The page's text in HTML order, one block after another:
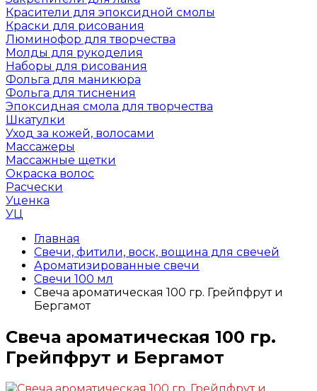
Красители для эпоксидной смолы
Краски для рисования
Люминофор для творчества
Молды для рукоделия
Наборы для рисования
Фольга для маникюра
Фольга для тиснения
Эпоксидная смола для творчества
Шкатулки
Уход за кожей, волосами
Массажеры
Массажные щетки
Окраска волос
Расчески
Уценка
УЦ
Главная
Свечи, фитили, воск, вощина для свечей
Ароматизированные свечи
Свечи 100 мл
Свеча ароматическая 100 гр. Грейпфрут и
Бергамот
Свеча ароматическая 100 гр.
Грейпфрут и Бергамот